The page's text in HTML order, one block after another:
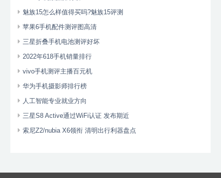
魅族15怎么样值得买吗?魅族15评测
苹果6手机配件测评图高清
三星折叠手机电池测评好坏
2022年618手机销量排行
vivo手机测评主播百元机
华为手机摄影师排行榜
人工智能专业就业方向
三星S8 Active通过WiFi认证 发布期近
索尼Z2/nubia X6领衔 清明出行利器盘点